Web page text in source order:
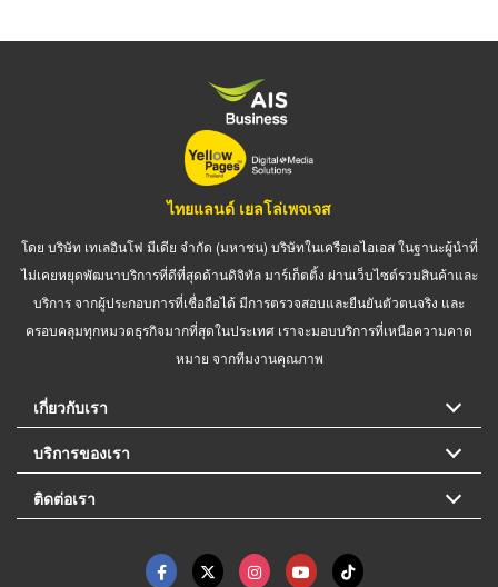
ไทยแลนด์ เยลโล่เพจเจส
โดย บริษัท เทเลอินโฟ มีเดีย จำกัด (มหาชน) บริษัทในเครือเอไอเอส ในฐานะผู้นำที่
ไม่เคยหยุดพัฒนาบริการที่ดีที่สุดด้านดิจิทัล มาร์เก็ตติ้ง ผ่านเว็บไซต์รวมสินค้าและ
บริการ จากผู้ประกอบการที่เชื่อถือได้ มีการตรวจสอบและยืนยันตัวตนจริง และ
ครอบคลุมทุกหมวดธุรกิจมากที่สุดในประเทศ เราจะมอบบริการที่เหนือความคาด
หมาย จากทีมงานคุณภาพ
เกี่ยวกับเรา
บริการของเรา
ติดต่อเรา